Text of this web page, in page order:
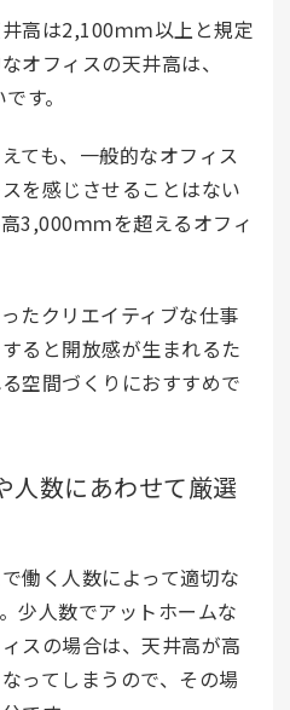
高は2,100ｍｍ以上と規定
オフィスの天井高は、
す。
ても、一般的なオフィス
を感じさせることはない
3,000ｍｍを超えるオフィ
たクリエイティブな仕事
ると開放感が生まれるた
空間づくりにおすすめで
人数にあわせて厳選
働く人数によって適切な
少人数でアットホームな
スの場合は、天井高が高
ってしまうので、その場